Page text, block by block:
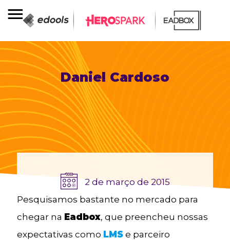
Daniel Cardoso
2 de março de 2015
Pesquisamos bastante no mercado para
chegar na Eadbox, que preencheu nossas
expectativas como LMSe parceiro